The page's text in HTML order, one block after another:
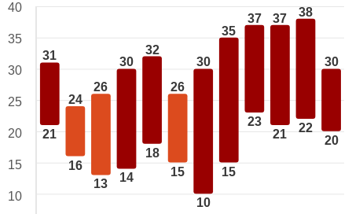
31
21
24
16
26
13
30
14
32
18
26
15
30
10
35
15
37
23
37
21
38
22
30
20
40
35
30
25
20
15
10